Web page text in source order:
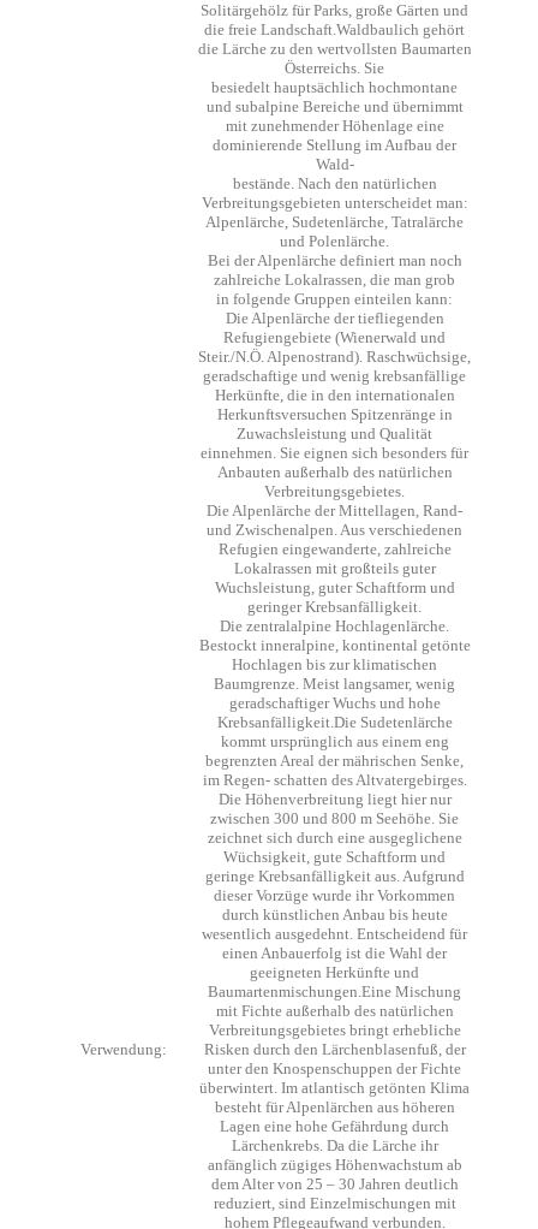
Verwendung:
Solitärgehölz für Parks, große Gärten und
die freie Landschaft.Waldbaulich gehört
die Lärche zu den wertvollsten Baumarten
Österreichs. Sie
besiedelt hauptsächlich hochmontane
und subalpine Bereiche und übernimmt
mit zunehmender Höhenlage eine
dominierende Stellung im Aufbau der
Wald-
bestände. Nach den natürlichen
Verbreitungsgebieten unterscheidet man:
Alpenlärche, Sudetenlärche, Tatralärche
und Polenlärche.
Bei der Alpenlärche definiert man noch
zahlreiche Lokalrassen, die man grob
in folgende Gruppen einteilen kann:
Die Alpenlärche der tiefliegenden
Refugiengebiete (Wienerwald und
Steir./N.Ö. Alpenostrand). Raschwüchsige,
geradschaftige und wenig krebsanfällige
Herkünfte, die in den internationalen
Herkunftsversuchen Spitzenränge in
Zuwachsleistung und Qualität
einnehmen. Sie eignen sich besonders für
Anbauten außerhalb des natürlichen
Verbreitungsgebietes.
Die Alpenlärche der Mittellagen, Rand-
und Zwischenalpen. Aus verschiedenen
Refugien eingewanderte, zahlreiche
Lokalrassen mit großteils guter
Wuchsleistung, guter Schaftform und
geringer Krebsanfälligkeit.
Die zentralalpine Hochlagenlärche.
Bestockt inneralpine, kontinental getönte
Hochlagen bis zur klimatischen
Baumgrenze. Meist langsamer, wenig
geradschaftiger Wuchs und hohe
Krebsanfälligkeit.Die Sudetenlärche
kommt ursprünglich aus einem eng
begrenzten Areal der mährischen Senke,
im Regen- schatten des Altvatergebirges.
Die Höhenverbreitung liegt hier nur
zwischen 300 und 800 m Seehöhe. Sie
zeichnet sich durch eine ausgeglichene
Wüchsigkeit, gute Schaftform und
geringe Krebsanfälligkeit aus. Aufgrund
dieser Vorzüge wurde ihr Vorkommen
durch künstlichen Anbau bis heute
wesentlich ausgedehnt. Entscheidend für
einen Anbauerfolg ist die Wahl der
geeigneten Herkünfte und
Baumartenmischungen.Eine Mischung
mit Fichte außerhalb des natürlichen
Verbreitungsgebietes bringt erhebliche
Risken durch den Lärchenblasenfuß, der
unter den Knospenschuppen der Fichte
überwintert. Im atlantisch getönten Klima
besteht für Alpenlärchen aus höheren
Lagen eine hohe Gefährdung durch
Lärchenkrebs. Da die Lärche ihr
anfänglich zügiges Höhenwachstum ab
dem Alter von 25 – 30 Jahren deutlich
reduziert, sind Einzelmischungen mit
hohem Pflegeaufwand verbunden.